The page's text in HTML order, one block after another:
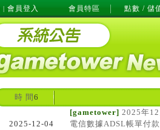
| 會員登入 會員特區 點數 / 儲
時 間 6
2025-12-04
[gametower] 2025年
電信數據ADSL帳單付